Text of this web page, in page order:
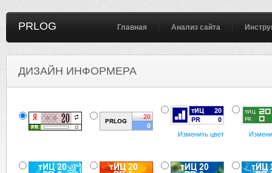
PRLOG Главная Анализ сайта
ДИЗАЙН ИНФОРМЕРА
Изменить цвет